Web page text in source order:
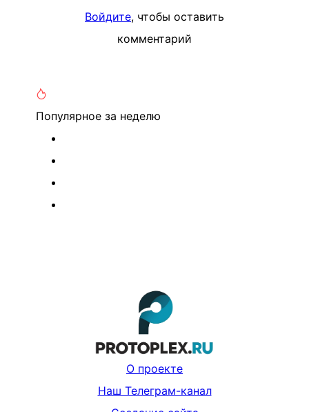
Войдите, чтобы оставить
комментарий
Популярное за неделю
О проекте
Наш Телеграм-канал